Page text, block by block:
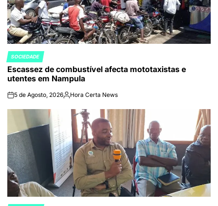
POSTED
IN
SOCIEDADE
Escassez de combustível afecta mototaxistas e
utentes em Nampula
on5 de Agosto, 2026Publicado
Hora Certa News